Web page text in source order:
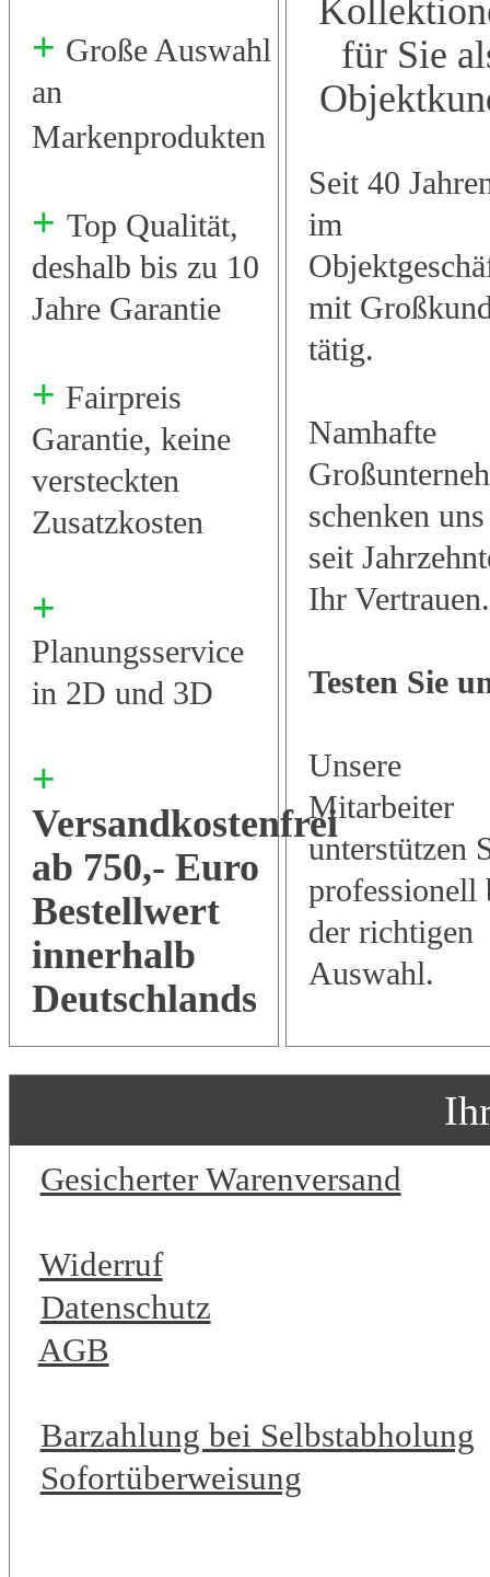
+ Große Auswahl
an
Markenprodukten
+ Top Qualität,
deshalb bis zu 10
Jahre Garantie
+ Fairpreis
Garantie, keine
versteckten
Zusatzkosten
+
Planungsservice
in 2D und 3D
+
Versandkostenfrei
ab 750,- Euro
Bestellwert
innerhalb
Deutschlands
für Sie
Seit 40
im
mit
tätig.
Namhafte
schenken uns
seit
Ihr Vertrauen.
Testen Sie
Unsere
Mitarbeiter
unterstützen
professionell
der richtigen
Auswahl.
Gesicherter Warenversand
Widerruf
Datenschutz
AGB
Barzahlung bei Selbstabholung
Sofortüberweisung